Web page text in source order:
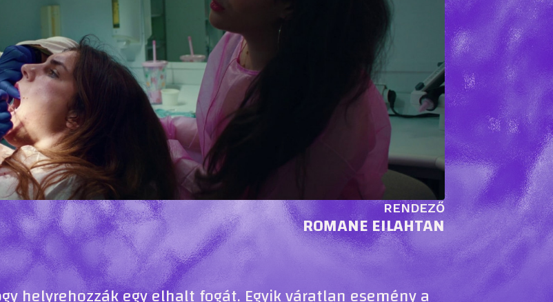
RENDEZŐ
ROMANE EILAHTAN